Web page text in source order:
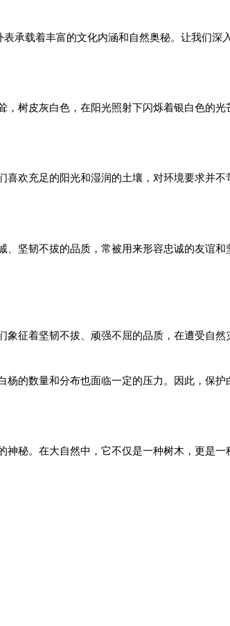
承载着丰富的文化内涵和自然奥秘。让我们深
树皮灰白色，在阳光照射下闪烁着银白色的
欢充足的阳光和湿润的土壤，对环境要求并
坚韧不拔的品质，常被用来形容忠诚的友谊
征着坚韧不拔、顽强不屈的品质，在遭受自
的数量和分布也面临一定的压力。因此，保
秘。在大自然中，它不仅是一种树木，更是一